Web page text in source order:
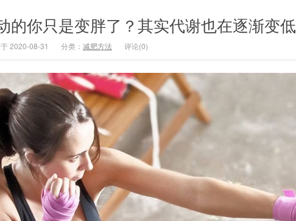
的你只是变胖了？其实代谢也在逐渐变低
2020-08-31 分类： 减肥方法 评论(0)